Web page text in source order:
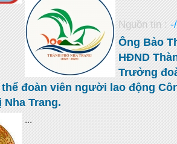
Nguồn tin :
Ông Bảo
HĐND
Trưởng
đoàn viên người lao động
Trang.
...